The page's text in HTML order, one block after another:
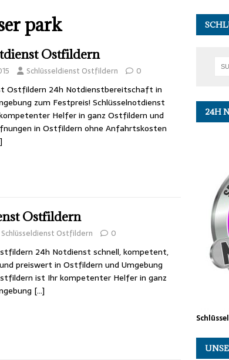
park
Ostfildern
Schlüsseldienst Ostfildern 0
Ostfildern 24h Notdienstbereitschaft in
zum Festpreis! Schlüsselnotdienst
Helfer in ganz Ostfildern und
in Ostfildern ohne Anfahrtskosten
Ostfildern
Schlüsseldienst Ostfildern 0
24h Notdienst schnell, kompetent,
preiswert in Ostfildern und Umgebung
ist Ihr kompetenter Helfer in ganz
[…]
24H